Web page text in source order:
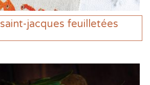
jacques feuilletées